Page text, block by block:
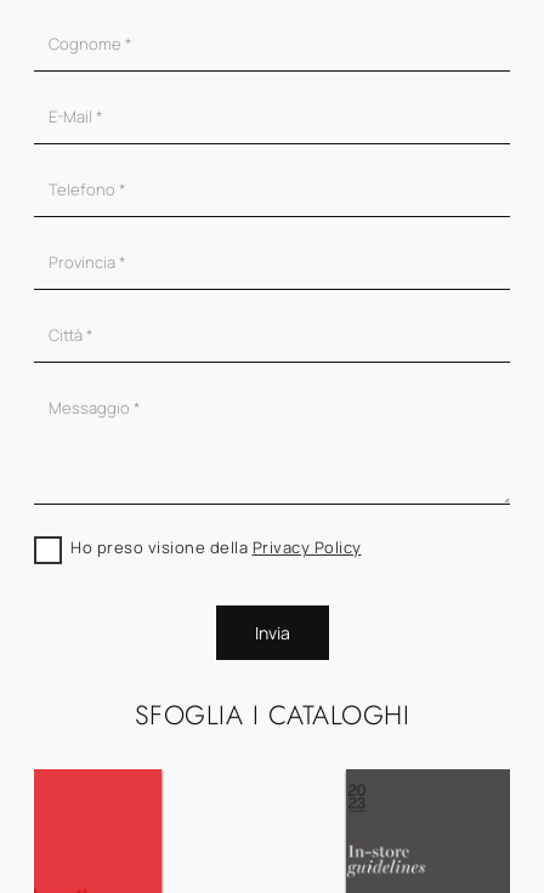
SFOGLIA I CATALOGHI
Ho preso visione della Privacy Policy
Invia